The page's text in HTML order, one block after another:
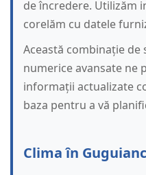
de încredere. Utilizăm
corelăm cu datele
Această combinație de
numerice avansate ne
informații actualizate
baza pentru a vă
Clima în